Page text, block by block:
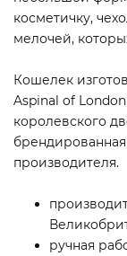
косметичку,
мелочей,
Кошелек
Aspinal of
королевского
производителя.
ручная